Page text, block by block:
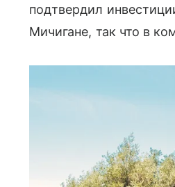
подтвердил
Мичигане, так что в